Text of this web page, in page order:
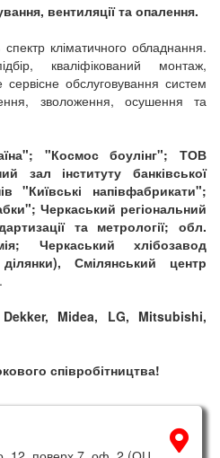
вентиляції та опалення.
кліматичного обладнання.
кваліфікований монтаж,
сервісне обслуговування систем
зволоження, осушення та
"Космос боулінг"; ТОВ
зал інституту банківської
"Київські напівфабрикати";
Черкаський регіональний
та метрології; обл.
Черкаський хлібозавод
Смілянський центр
Dekker, Midea, LG, Mitsubishi,
співробітництва!